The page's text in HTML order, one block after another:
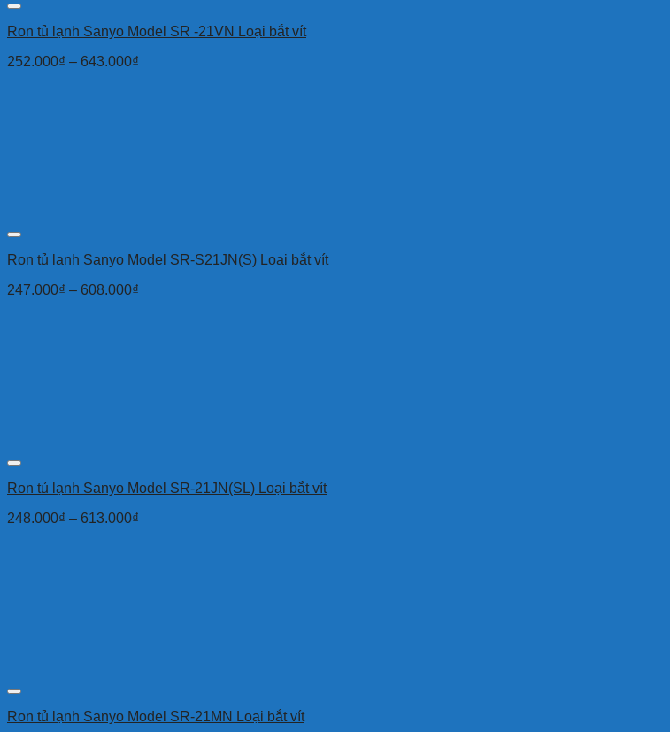
Ron tủ lạnh Sanyo Model SR -21VN Loại bắt vít
252.000₫ – 643.000₫
Ron tủ lạnh Sanyo Model SR-S21JN(S) Loại bắt vít
247.000₫ – 608.000₫
Ron tủ lạnh Sanyo Model SR-21JN(SL) Loại bắt vít
248.000₫ – 613.000₫
Ron tủ lạnh Sanyo Model SR-21MN Loại bắt vít